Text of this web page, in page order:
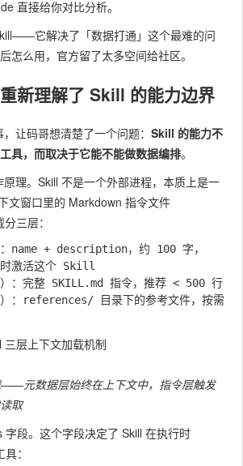
直接给你对比分析。
它解决了「数据打通」这个最难的问
怎么用，官方留了太多空间给社区。
新理解了 Skill 的能力边界
让码哥想清楚了一个问题： Skill 的能力不
具，而取决于它能不能做数据编排。
理。Skill 不是一个外部进程，本质上是一
文窗口里的 Markdown 指令文件
三层：
：name + description，约 100 字，
时激活这个 Skill
）：完整 SKILL.md 指令，推荐 < 500 行
）：references/ 目录下的参考文件，按需
元数据层始终在上下文中，指令层触发
取
字段。这个字段决定了 Skill 在执行时
：